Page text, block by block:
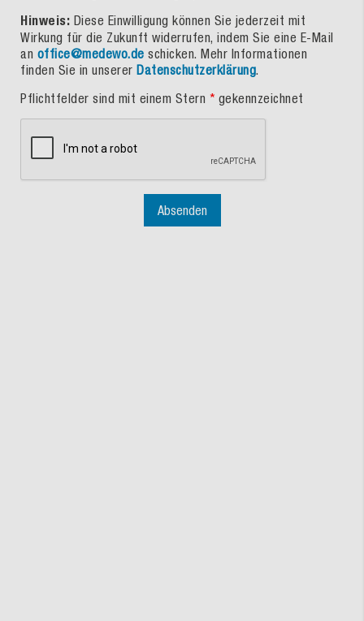
Hinweis: Diese Einwilligung können Sie jederzeit mit
Wirkung für die Zukunft widerrufen, indem Sie eine E-Mail
an office@medewo.de schicken. Mehr Informationen
finden Sie in unserer Datenschutzerklärung.
Pflichtfelder sind mit einem Stern * gekennzeichnet
Absenden